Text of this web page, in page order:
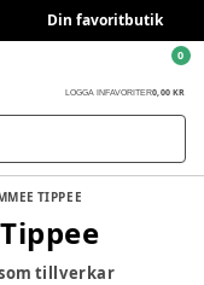
Din favoritbutik
LOGGA IN FAVORITER0,00 KR
0
TIPPEE
som tillverkar